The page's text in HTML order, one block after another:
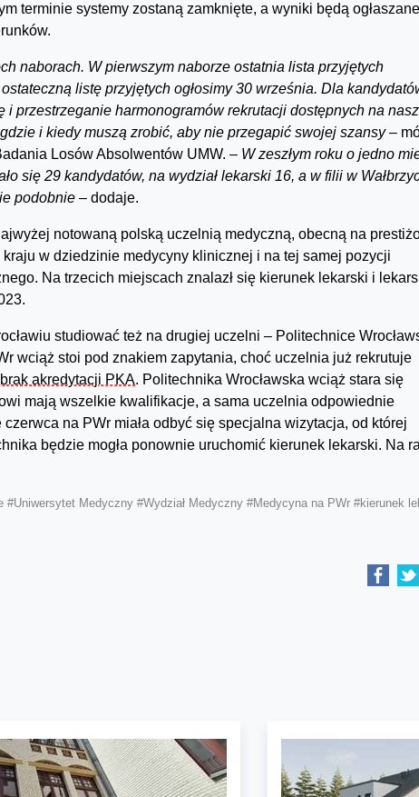
terminie systemy zostaną zamknięte, a wyniki będą ogłaszane
naborach. W pierwszym naborze ostatnia lista przyjętych
listę przyjętych ogłosimy 30 września. Dla
i przestrzeganie harmonogramów rekrutacji dostępnych na
i kiedy muszą zrobić, aby nie przegapić swojej szansy –
Losów Absolwentów UMW. – W zeszłym roku o jedno
się 29 kandydatów, na wydział lekarski 16, a w filii w
podobnie – dodaje.
notowaną polską uczelnią medyczną, obecną na
w dziedzinie medycyny klinicznej i na tej samej pozycji
Na trzecich miejscach znalazł się kierunek lekarski i
studiować też na drugiej uczelni – Politechnice
wciąż stoi pod znakiem zapytania, choć uczelnia już rekrutuje
akredytacji PKA. Politechnika Wrocławska wciąż stara się
mają wszelkie kwalifikacje, a sama uczelnia odpowiednie
na PWr miała odbyć się specjalna wizytacja, od której
będzie mogła ponownie uruchomić kierunek lekarski. Na
#Uniwersytet Medyczny #Wydział Medyczny #Medycyna na PWr #kierunek